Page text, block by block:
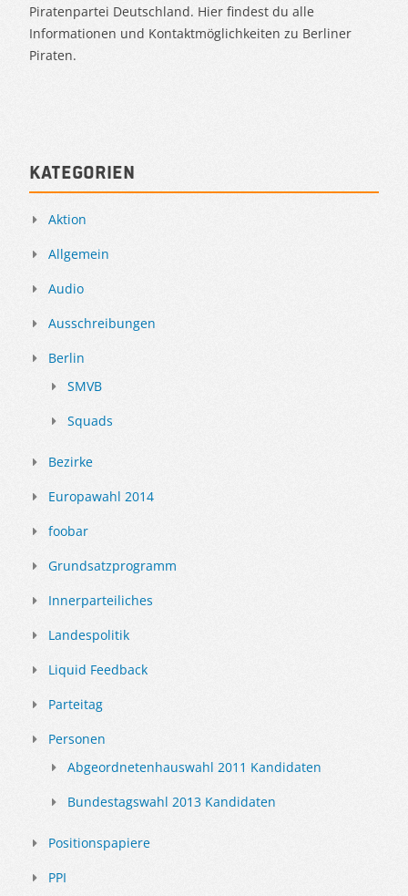
Piratenpartei Deutschland. Hier findest du alle
Informationen und Kontaktmöglichkeiten zu Berliner
Piraten.
Kategorien
Aktion
Allgemein
Audio
Ausschreibungen
Berlin
SMVB
Squads
Bezirke
Europawahl 2014
foobar
Grundsatzprogramm
Innerparteiliches
Landespolitik
Liquid Feedback
Parteitag
Personen
Abgeordnetenhauswahl 2011 Kandidaten
Bundestagswahl 2013 Kandidaten
Positionspapiere
PPI